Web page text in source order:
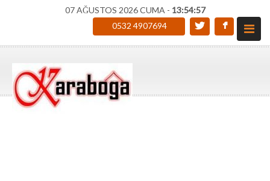
07 AĞUSTOS 2026 CUMA - 13:54:58
0532 4907694